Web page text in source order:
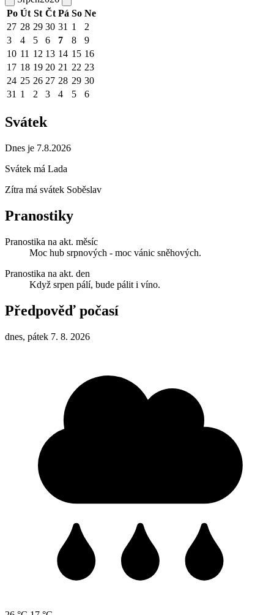
Po Út St Čt Pá So Ne
27 28 29 30 31 1
2
3
4 5 6 7 8
9
10 11 12 13 14 15 16
17 18 19 20 21 22 23
24 25 26 27 28 29 30
31 1 2 3 4 5 6
Svátek
Dnes je 7.8.2026
Svátek má Lada
Zítra má svátek Soběslav
Pranostiky
Pranostika na akt. měsíc
Moc hub srpnových - moc vánic sněhových.
Pranostika na akt. den
Když srpen pálí, bude pálit i víno.
Předpověď počasí
dnes, pátek 7. 8. 2026